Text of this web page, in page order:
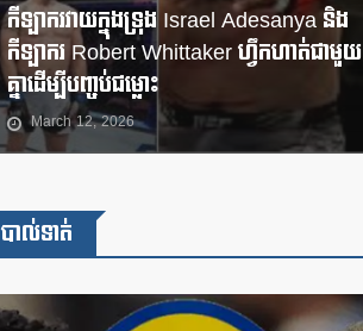
កីឡាករវាយក្នុងទ្រុង Israel Adesanya និង
កីឡាករ Robert Whittaker ហ្វឹកហាត់ជាមួយ
គ្នាដើម្បីបញ្ចប់ជម្លោះ
March 12, 2026
បាល់ទាត់